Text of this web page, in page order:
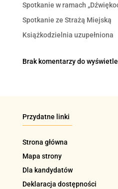
Spotkanie w ramach
Spotkanie ze Strażą Miejską
Książkodzielnia uzupełniona
Brak komentarzy do
Przydatne linki
Strona główna
Mapa strony
Dla kandydatów
Deklaracja dostępności